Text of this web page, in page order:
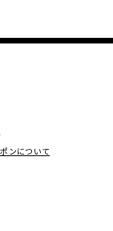
ンについて